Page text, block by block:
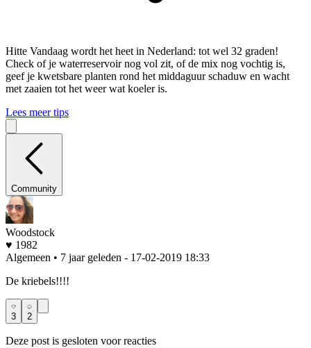
Hitte Vandaag wordt het heet in Nederland: tot wel 32 graden!
Check of je waterreservoir nog vol zit, of de mix nog vochtig is,
geef je kwetsbare planten rond het middaguur schaduw en wacht
met zaaien tot het weer wat koeler is.
Lees meer tips
Community
Woodstock
♥ 1982
Algemeen • 7 jaar geleden - 17-02-2019 18:33
De kriebels!!!!
3 2
Deze post is gesloten voor reacties